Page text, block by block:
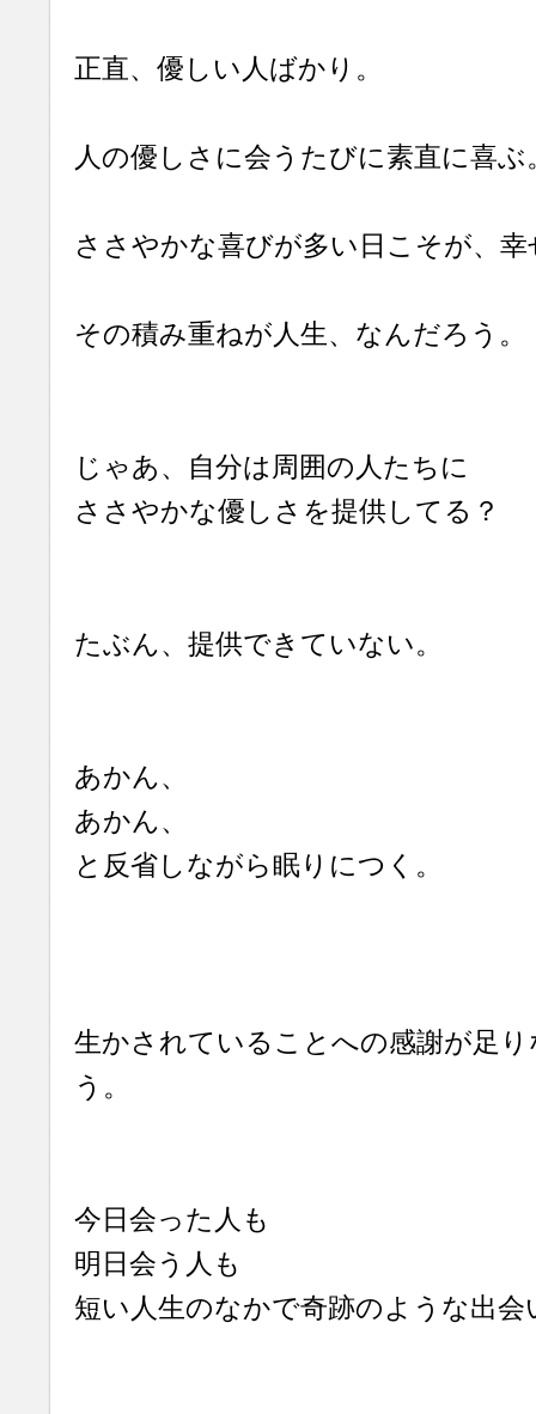
正直、優しい人ばかり。
人の優しさに会うたびに素直に喜ぶ
ささやかな喜びが多い日こそが、幸
その積み重ねが人生、なんだろう。
じゃあ、自分は周囲の人たちに
ささやかな優しさを提供してる？
たぶん、提供できていない。
あかん、
あかん、
と反省しながら眠りにつく。
生かされていることへの感謝が足
う。
今日会った人も
明日会う人も
短い人生のなかで奇跡のような出会